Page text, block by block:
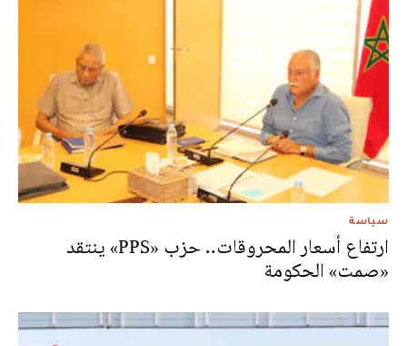
سياسة
ارتفاع أسعار المحروقات.. حزب «PPS» ينتقد
«صمت» الحكومة